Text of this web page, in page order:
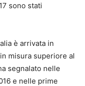
sono stati
è arrivata in
misura superiore al
segnalato nelle
e nelle prime